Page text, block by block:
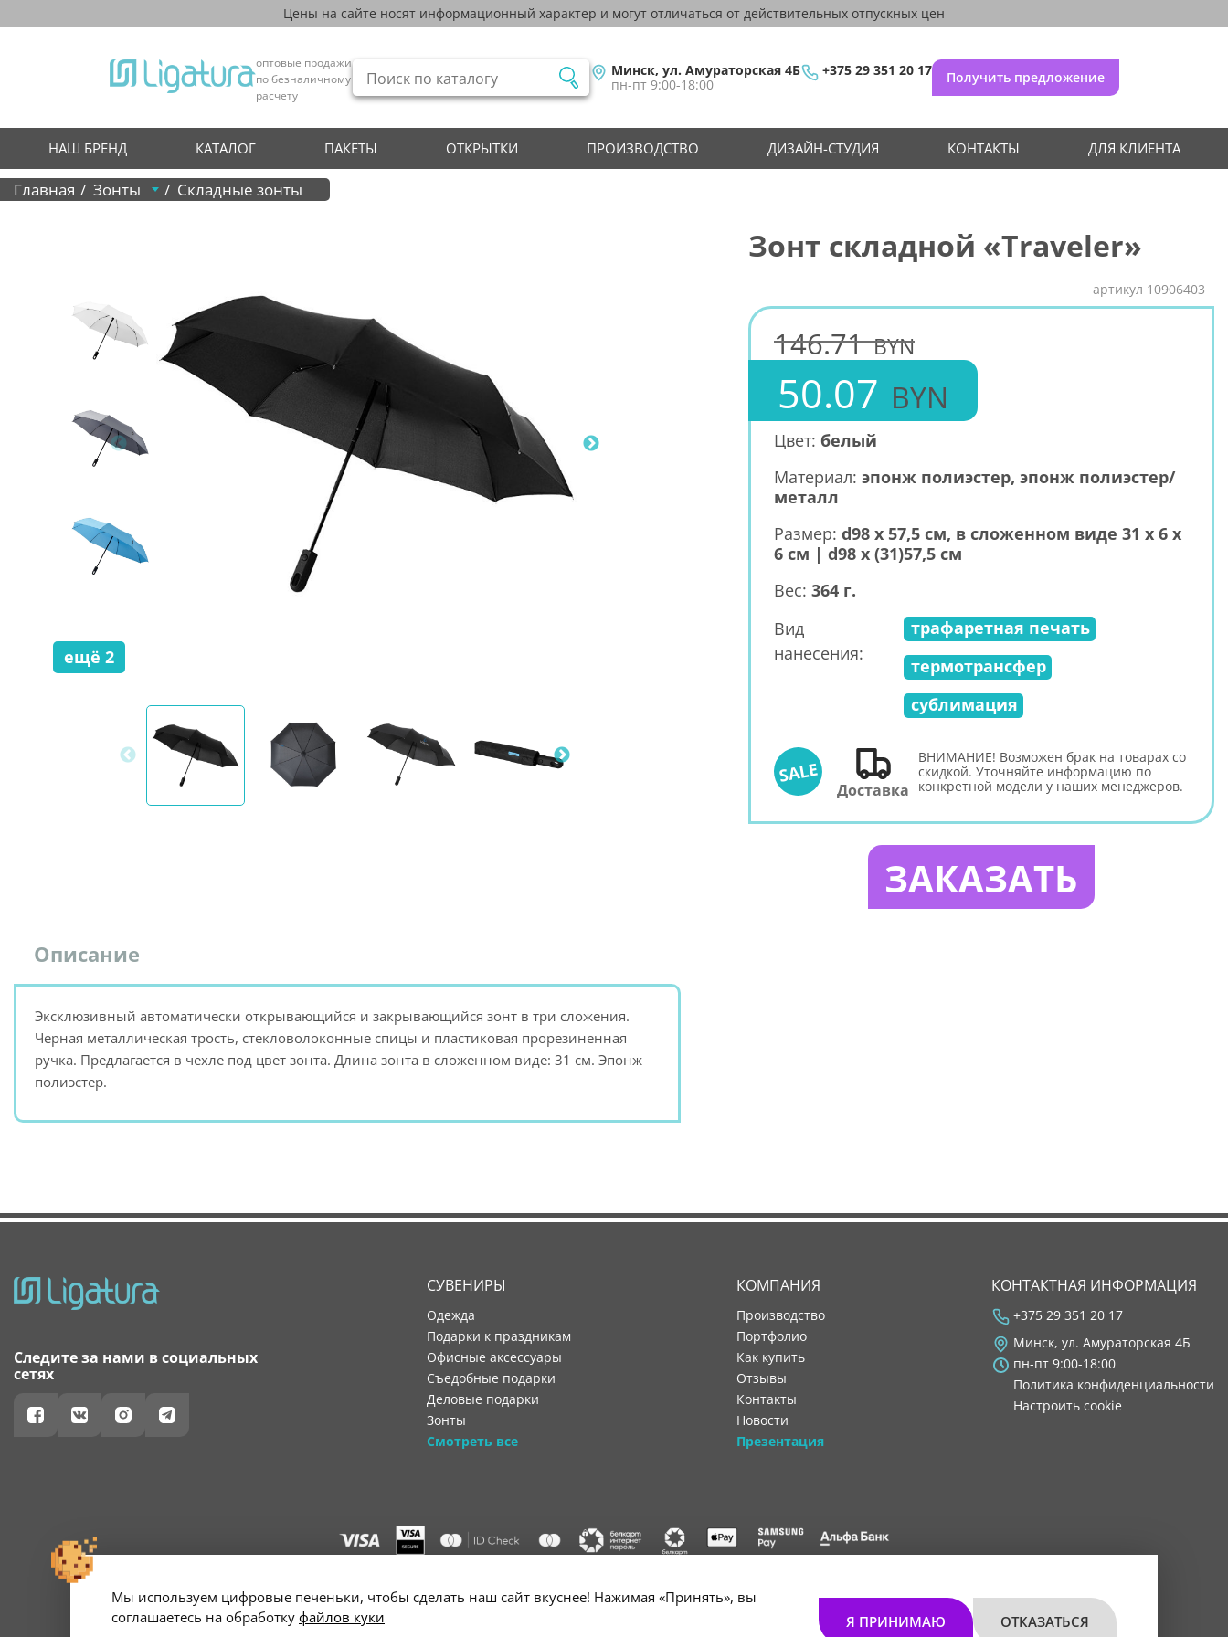
Цены на сайте носят информационный характер и могут отличаться от действительных отпускных цен
оптовые продажи
по безналичному
расчету
Минск, ул. Амураторская 4Б
пн-пт 9:00-18:00
+375 29 351 20 17 Получить предложение
НАШ БРЕНД КАТАЛОГ ПАКЕТЫ ОТКРЫТКИ ПРОИЗВОДСТВО ДИЗАЙН-СТУДИЯ КОНТАКТЫ ДЛЯ КЛИЕНТА
Главная Зонты Складные зонты
ещё 2
Зонт складной «Traveler»
артикул 10906403
146.71BYN
50.07 BYN
Цвет: белый
Материал: эпонж полиэстер, эпонж полиэстер/
металл
Размер: d98 х 57,5 см, в сложенном виде 31 х 6 х
6 см | d98 х (31)57,5 см
Вес: 364 г.
Вид
нанесения:
трафаретная печать
термотрансфер
сублимация
SALE
Доставка
ВНИМАНИЕ! Возможен брак на товарах со
скидкой. Уточняйте информацию по
конкретной модели у наших менеджеров.
ЗАКАЗАТЬ
Описание
Эксклюзивный автоматически открывающийся и закрывающийся зонт в три сложения.
Черная металлическая трость, стекловолоконные спицы и пластиковая прорезиненная
ручка. Предлагается в чехле под цвет зонта. Длина зонта в сложенном виде: 31 см. Эпонж
полиэстер.
Следите за нами в социальных
сетях
СУВЕНИРЫ
Одежда
Подарки к праздникам
Офисные аксессуары
Съедобные подарки
Деловые подарки
Зонты
Смотреть все
КОМПАНИЯ
производство
портфолио
как купить
отзывы
контакты
новости
Презентация
КОНТАКТНАЯ ИНФОРМАЦИЯ
+375 29 351 20 17
Минск, ул. Амураторская 4Б
пн-пт 9:00-18:00
Политика конфиденциальности
Настроить cookie
г. Минск, ул. Амураторская, 4Б, цокольный этаж, помещение 3. Р/с BY34 ALFA 3012 2B24 8200 1027 0000"
Свидетельство о государственной регистрации №193602931 выдано Минским горисполкомом 30.11.2021 г.
Мы используем цифровые печеньки, чтобы сделать наш сайт вкуснее! Нажимая «Принять», вы
соглашаетесь на обработку файлов куки Я ПРИНИМАЮ ОТКАЗАТЬСЯ